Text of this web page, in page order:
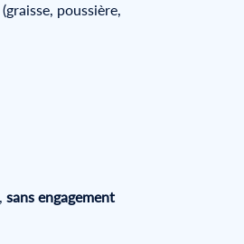
poussière,
sans engagement